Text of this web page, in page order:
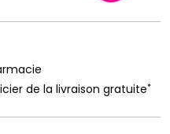
de la livraison gratuite*